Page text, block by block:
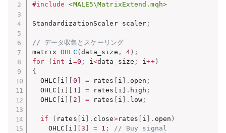
#include <MALE5\MatrixExtend.mqh>
StandardizationScaler scaler ;
// データ収集とスケーリング
matrix OHLC ( data_size , 4) ;
for
( int i=0 ; i<data_size ; i++)
{
  OHLC
i 0 = rates i . open ;
  OHLC
i 1 = rates i . high ;
  OHLC
i 2 = rates i . low ;
if ( rates i . close>rates i . open )
    OHLC
i 3 = 1 ;
// Buy signal